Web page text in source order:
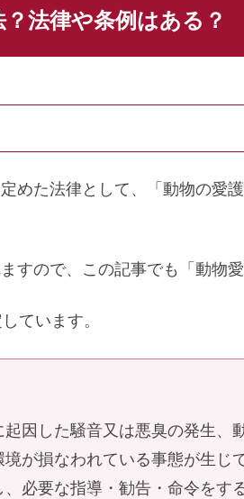
法律や条例はある？
めた法律として、「動物の愛
すので、この記事でも「動物愛
ています。
起因した騒音又は悪臭の発生、
が損なわれている事態が生じ
必要な指導・勧告・命令をす